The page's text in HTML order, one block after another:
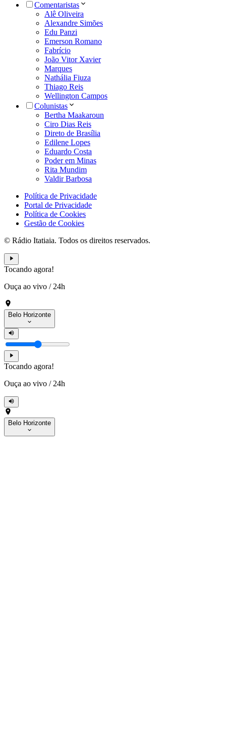
Comentaristas
Alê Oliveira
Alexandre Simões
Edu Panzi
Emerson Romano
Fabrício
João Vitor Xavier
Marques
Nathália Fiuza
Thiago Reis
Wellington Campos
Colunistas
Bertha Maakaroun
Ciro Dias Reis
Direto de Brasília
Edilene Lopes
Eduardo Costa
Poder em Minas
Rita Mundim
Valdir Barbosa
Política de Privacidade
Portal de Privacidade
Política de Cookies
Gestão de Cookies
© Rádio Itatiaia. Todos os direitos reservados.
Tocando agora!
Ouça ao vivo / 24h
Belo Horizonte
Tocando agora!
Ouça ao vivo / 24h
Belo Horizonte